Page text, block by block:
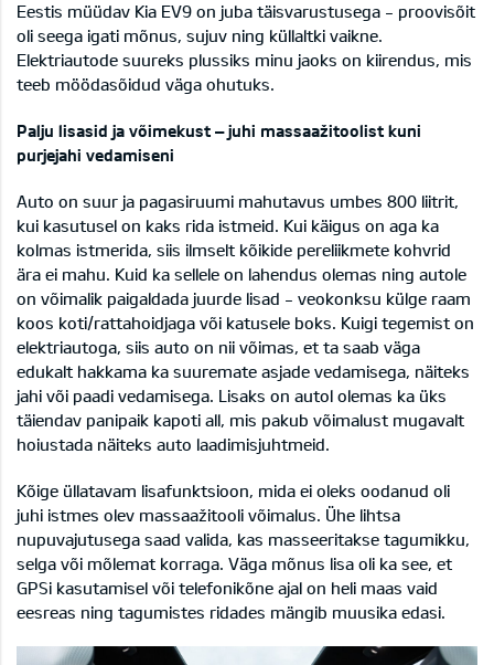
Eestis müüdav Kia EV9 on juba täisvarustusega - proovisõit
oli seega igati mõnus, sujuv ning küllaltki vaikne.
Elektriautode suureks plussiks minu jaoks on kiirendus, mis
teeb möödasõidud väga ohutuks.
Palju lisasid ja võimekust – juhi massaažitoolist kuni
purjejahi vedamiseni
Auto on suur ja pagasiruumi mahutavus umbes 800 liitrit,
kui kasutusel on kaks rida istmeid. Kui käigus on aga ka
kolmas istmerida, siis ilmselt kõikide pereliikmete kohvrid
ära ei mahu. Kuid ka sellele on lahendus olemas ning autole
on võimalik paigaldada juurde lisad - veokonksu külge raam
koos koti/rattahoidjaga või katusele boks. Kuigi tegemist on
elektriautoga, siis auto on nii võimas, et ta saab väga
edukalt hakkama ka suuremate asjade vedamisega, näiteks
jahi või paadi vedamisega. Lisaks on autol olemas ka üks
täiendav panipaik kapoti all, mis pakub võimalust mugavalt
hoiustada näiteks auto laadimisjuhtmeid.
Kõige üllatavam lisafunktsioon, mida ei oleks oodanud oli
juhi istmes olev massaažitooli võimalus. Ühe lihtsa
nupuvajutusega saad valida, kas masseeritakse tagumikku,
selga või mõlemat korraga. Väga mõnus lisa oli ka see, et
GPSi kasutamisel või telefonikõne ajal on heli maas vaid
eesreas ning tagumistes ridades mängib muusika edasi.